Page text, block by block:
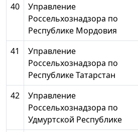
40
Управление
Россельхознадзора по
Республике Мордовия
41
Управление
Россельхознадзора по
Республике Татарстан
42
Управление
Россельхознадзора по
Удмуртской Республике